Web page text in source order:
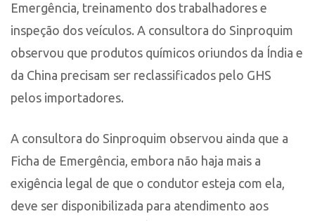
Emergência, treinamento dos trabalhadores e
inspeção dos veículos. A consultora do Sinproquim
observou que produtos químicos oriundos da Índia e
da China precisam ser reclassificados pelo GHS
pelos importadores.
A consultora do Sinproquim observou ainda que a
Ficha de Emergência, embora não haja mais a
exigência legal de que o condutor esteja com ela,
deve ser disponibilizada para atendimento aos